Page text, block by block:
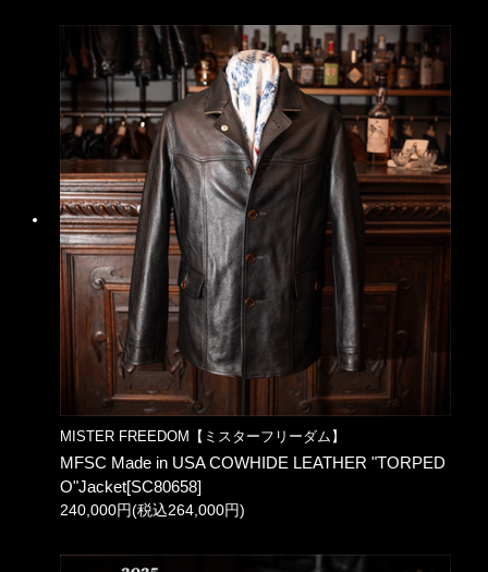
MISTER FREEDOM【ミスターフリーダム】
MFSC Made in USA COWHIDE LEATHER "TORPED
O"Jacket[SC80658]
240,000円(税込264,000円)